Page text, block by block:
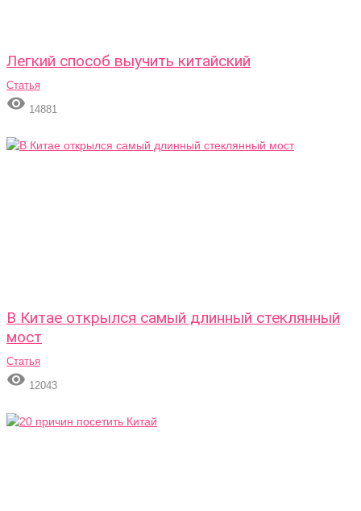
Легкий способ выучить китайский
Статья
 14881
В Китае открылся самый длинный стеклянный
мост
Статья
 12043